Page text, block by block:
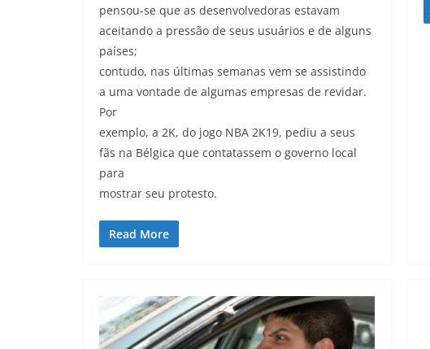
pensou-se que as desenvolvedoras estavam
aceitando a pressão de seus usuários e de alguns
países;
contudo, nas últimas semanas vem se assistindo
a uma vontade de algumas empresas de revidar.
Por
exemplo, a 2K, do jogo NBA 2K19, pediu a seus
fãs na Bélgica que contatassem o governo local
para
mostrar seu protesto.
Read More